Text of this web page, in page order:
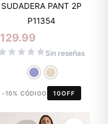
SUDADERA PANT 2P
P11354
129.99
Sin reseñas
-10% CÓDIGO 10OFF